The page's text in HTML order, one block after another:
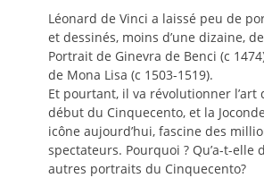
Léonard de Vinci a laissé peu de
et dessinés, moins d’une dizaine,
Portrait de Ginevra de Benci (c
de Mona Lisa (c 1503-1519).
Et pourtant, il va révolutionner
début du Cinquecento, et la
icône aujourd’hui, fascine des
spectateurs. Pourquoi ? Qu’a-t-elle
autres portraits du Cinquecento?